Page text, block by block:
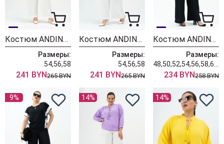
Костюм ANDINA 968-1
Размеры:
54,56,58
241 BYN265 BYN
Костюм ANDINA 968
Размеры:
54,56,58
241 BYN265 BYN
Костюм ANDINA 966
Размеры:
234 BYN258 BYN
9% 14% 14%